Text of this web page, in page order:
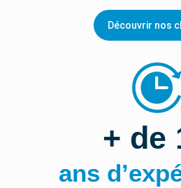
Découvrir nos
+ de
ans